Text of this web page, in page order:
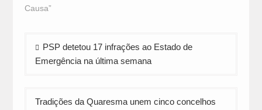
Causa”
Navegação
de
PSP detetou 17 infrações ao Estado de
Emergência na última semana
Tradições da Quaresma unem cinco concelhos